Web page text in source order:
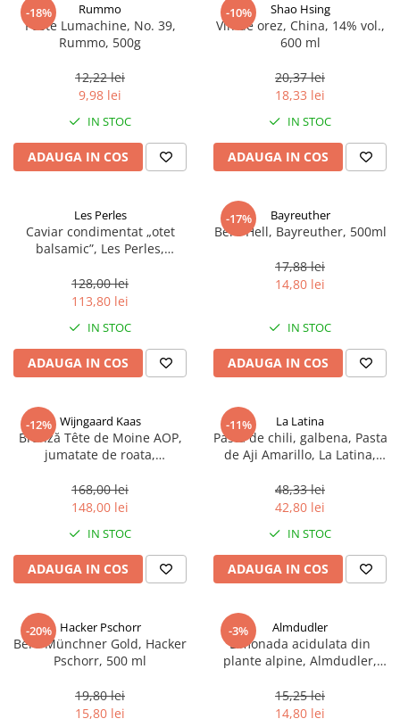
-18% Rummo
Paste Lumachine, No. 39,
Rummo, 500g
12,22 lei
9,98 lei
IN STOC
ADAUGA IN COS
-10% Shao Hsing
Vin de orez, China, 14% vol.,
600 ml
20,37 lei
18,33 lei
IN STOC
ADAUGA IN COS
Les Perles
Caviar condimentat „otet
balsamic”, Les Perles,
sferice, 200 g
128,00 lei
113,80 lei
IN STOC
ADAUGA IN COS
-17% Bayreuther
Bere Hell, Bayreuther, 500ml
17,88 lei
14,80 lei
IN STOC
ADAUGA IN COS
-12% Wijngaard Kaas
Brânză Tête de Moine AOP,
jumatate de roata,
168,00 lei
148,00 lei
IN STOC
ADAUGA IN COS
-11% La Latina
Pasta de chili, galbena, Pasta
de Aji Amarillo, La Latina,
48,33 lei
42,80 lei
IN STOC
ADAUGA IN COS
-20% Hacker Pschorr
Bere Münchner Gold, Hacker
Pschorr, 500 ml
19,80 lei
15,80 lei
-3% Almdudler
Limonada acidulata din
plante alpine, Almdudler,
15,25 lei
14,80 lei